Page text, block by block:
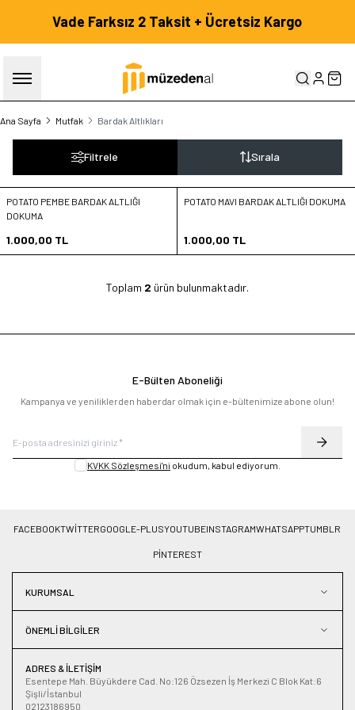
Vade Farksız 2 Taksit + Ücretsiz Kargo
HESABIM
Ana Sayfa Mutfak Bardak Altlıkları
Filtrele Sırala
Yeni
Favorilere Ekle
POTATO PEMBE BARDAK ALTLIĞI
DOKUMA
1.000,00 TL
Yeni
POTATO MAVI BARDAK ALTLIĞI DOKUMA
1.000,00 TL
Toplam 2 ürün bulunmaktadır.
E-Bülten Aboneliği
Kampanya ve yeniliklerden haberdar olmak için e-bültenimize abone olun!
KVKK Sözleşmesi'ni okudum, kabul ediyorum.
FACEBOOKTWITTERGOOGLE-PLUSYOUTUBEINSTAGRAMWHATSAPPTUMBLR
PINTEREST
KURUMSAL
ÖNEMLI BILGILER
ADRES & İLETIŞIM
Esentepe Mah. Büyükdere Cad. No:126 Özsezen İş Merkezi C Blok Kat:6
Şişli/İstanbul
02123186950